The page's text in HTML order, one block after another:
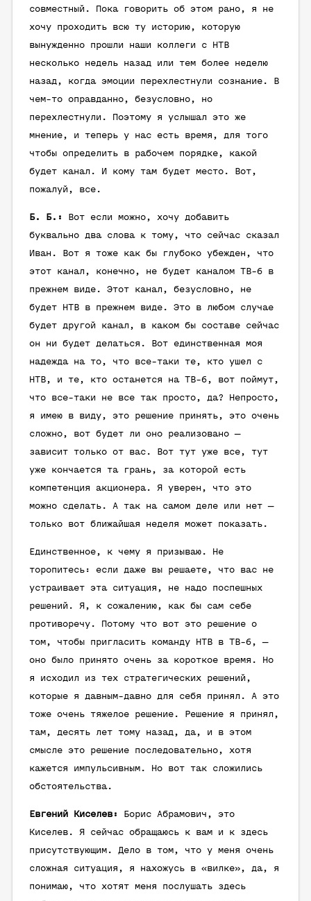
совместный. Пока говорить об этом рано, я не
хочу проходить всю ту историю, которую
вынужденно прошли наши коллеги с НТВ
несколько недель назад или тем более неделю
назад, когда эмоции перехлестнули сознание. В
чем-то оправданно, безусловно, но
перехлестнули. Поэтому я услышал это же
мнение, и теперь у нас есть время, для того
чтобы определить в рабочем порядке, какой
будет канал. И кому там будет место. Вот,
пожалуй, все.
Б. Б.:
Вот если можно, хочу добавить
буквально два слова к тому, что сейчас сказал
Иван. Вот я тоже как бы глубоко убежден, что
этот канал, конечно, не будет каналом ТВ-6 в
прежнем виде. Этот канал, безусловно, не
будет НТВ в прежнем виде. Это в любом случае
будет другой канал, в каком бы составе сейчас
он ни будет делаться. Вот единственная моя
надежда на то, что все-таки те, кто ушел с
НТВ, и те, кто останется на ТВ-6, вот поймут,
что все-таки не все так просто, да? Непросто,
я имею в виду, это решение принять, это очень
сложно, вот будет ли оно реализовано —
зависит только от вас. Вот тут уже все, тут
уже кончается та грань, за которой есть
компетенция акционера. Я уверен, что это
можно сделать. А так на самом деле или нет —
только вот ближайшая неделя может показать.
Единственное, к чему я призываю. Не
торопитесь: если даже вы решаете, что вас не
устраивает эта ситуация, не надо поспешных
решений. Я, к сожалению, как бы сам себе
противоречу. Потому что вот это решение о
том, чтобы пригласить команду НТВ в ТВ-6, —
оно было принято очень за короткое время. Но
я исходил из тех стратегических решений,
которые я давным-давно для себя принял. А это
тоже очень тяжелое решение. Решение я принял,
там, десять лет тому назад, да, и в этом
смысле это решение последовательно, хотя
кажется импульсивным. Но вот так сложились
обстоятельства.
Евгений Киселев:
Борис Абрамович, это
Киселев. Я сейчас обращаюсь к вам и к здесь
присутствующим. Дело в том, что у меня очень
сложная ситуация, я нахожусь в «вилке», да, я
понимаю, что хотят меня послушать здесь